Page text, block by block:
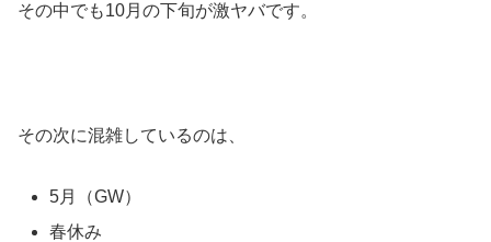
その中でも10月の下旬が激ヤバです。
その次に混雑しているのは、
5月（GW）
春休み